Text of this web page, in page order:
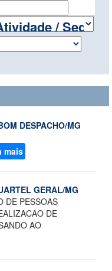
DESPACHO/MG
mais
GERAL/MG
DE PESSOAS
DE
AO